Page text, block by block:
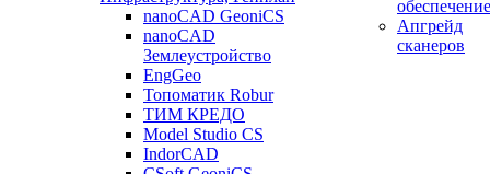
nanoCAD GeoniCS
nanoCAD
Землеустройство
EngGeo
Топоматик Robur
ТИМ КРЕДО
Model Studio CS
IndorCAD
обеспечение
Апгрейд
сканеров